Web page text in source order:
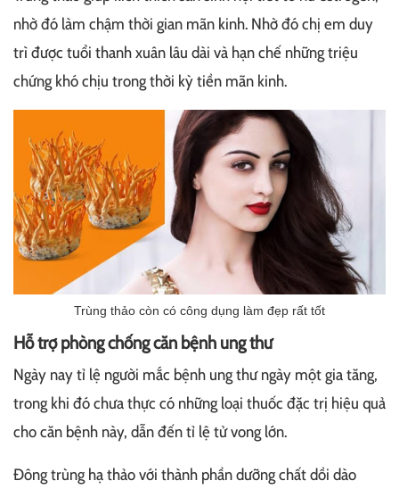
nhờ đó làm chậm thời gian mãn kinh. Nhờ đó chị em duy
trì được tuổi thanh xuân lâu dài và hạn chế những triệu
chứng khó chịu trong thời kỳ tiền mãn kinh.
Trùng thảo còn có công dụng làm đẹp rất tốt
Hỗ trợ phòng chống căn bệnh ung thư
Ngày nay tỉ lệ người mắc bệnh ung thư ngày một gia tăng,
trong khi đó chưa thực có những loại thuốc đặc trị hiệu quả
cho căn bệnh này, dẫn đến tỉ lệ tử vong lớn.
Đông trùng hạ thảo với thành phần dưỡng chất dồi dào